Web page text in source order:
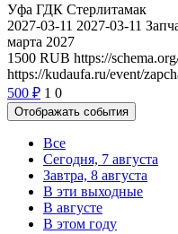
Уфа ГДК Стерлитамак
2027-03-11 2027-03-11
марта 2027
1500 RUB https://
https://kudaufa.ru/event/
500 ₽ 1 0
Отображать события
Все
Сегодня, 7 августа
Завтра, 8 августа
В эти выходные
В августе
В этом году